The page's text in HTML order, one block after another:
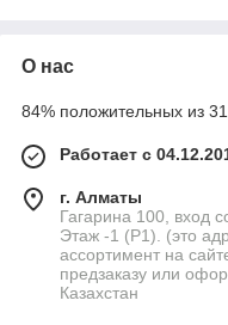
хороший поток струи!
О нас
84% положительных из
Работает с
г. Алматы
Гагарина 100, вход
Этаж -1 (P1). (это
ассортимент на
предзаказу или
Казахстан